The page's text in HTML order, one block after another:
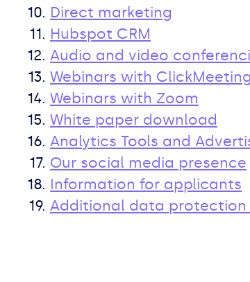
Direct marketing
Hubspot CRM
Audio and video
Webinars with ClickMeeting
Webinars with Zoom
White paper download
Analytics Tools and
Our social media presence
Information for applicants
Additional data protection